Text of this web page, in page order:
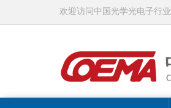
欢迎访问中国光学光电子行